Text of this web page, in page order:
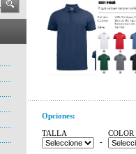
Opciones:
TALLA
COLOR
-